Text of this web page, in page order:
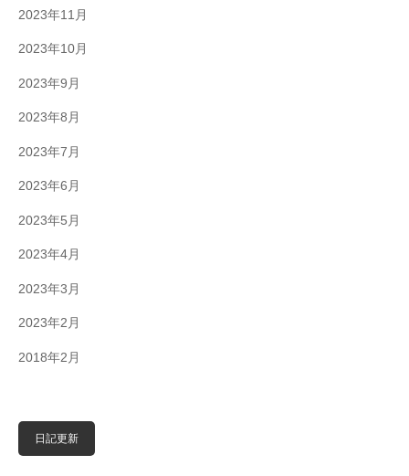
2023年11月
2023年10月
2023年9月
2023年8月
2023年7月
2023年6月
2023年5月
2023年4月
2023年3月
2023年2月
2018年2月
日記更新